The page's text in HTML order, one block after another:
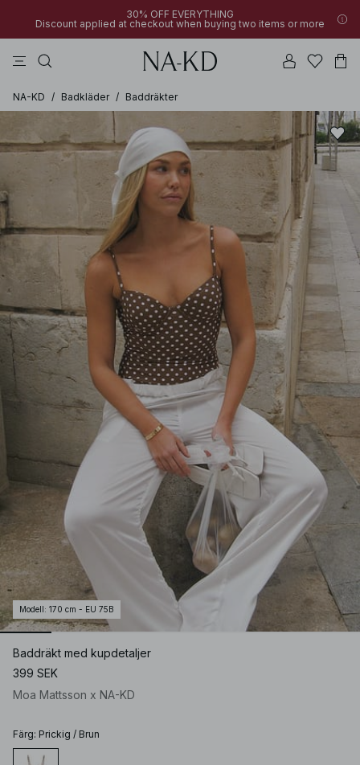
30% OFF EVERYTHING
Discount applied at checkout when buying two items or more
NA-KD / Badkläder / Baddräkter
Modell : 170 cm - EU 75B
Baddräkt med kupdetaljer
399 SEK
Moa Mattsson x NA-KD
Färg: Prickig / Brun